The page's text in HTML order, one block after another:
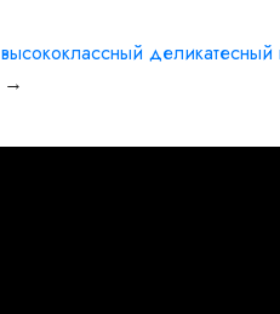
деликатесный
→